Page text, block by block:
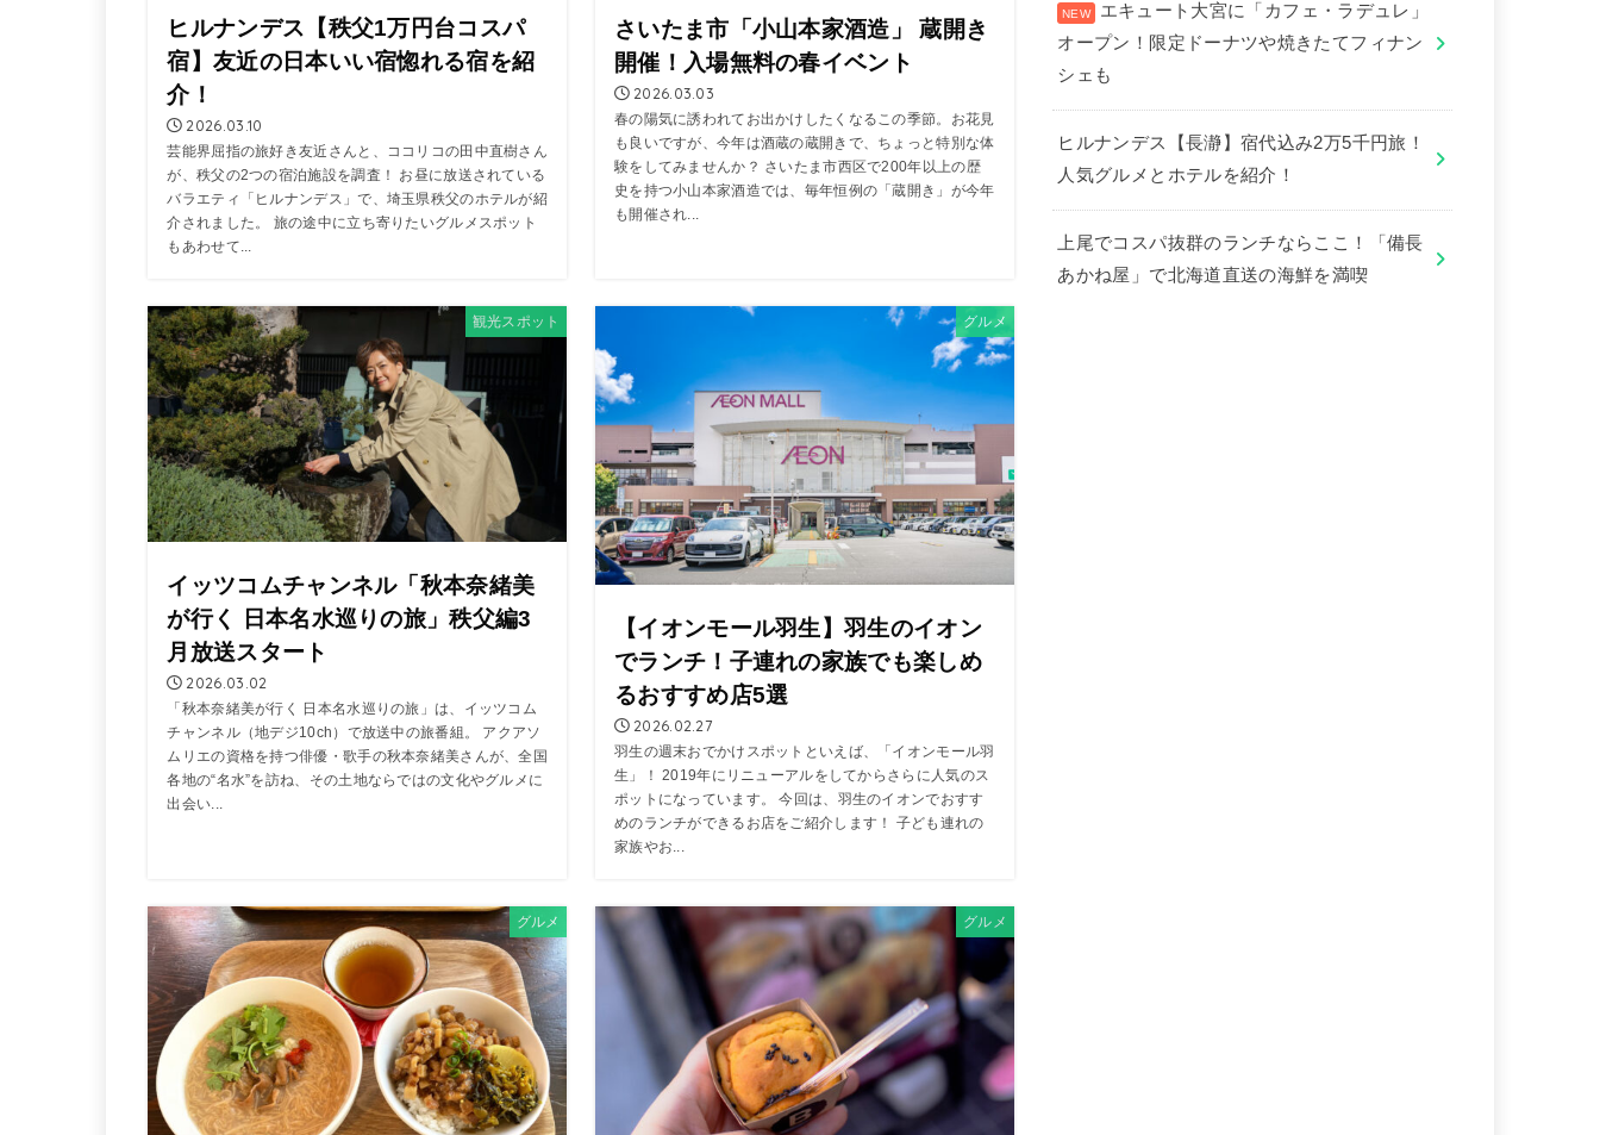
ヒルナンデス【秩父1万円台コスパ
宿】友近の日本いい宿惚れる宿を紹
介！
2026.03.10
芸能界屈指の旅好き友近さんと、ココリコの田中直樹さん
が、秩父の2つの宿泊施設を調査！ お昼に放送されている
バラエティ「ヒルナンデス」で、埼玉県秩父のホテルが紹
介されました。 旅の途中に立ち寄りたいグルメスポット
もあわせて...
さいたま市「小山本家酒造」 蔵開き
開催！入場無料の春イベント
2026.03.03
春の陽気に誘われてお出かけしたくなるこの季節。お花見
も良いですが、今年は酒蔵の蔵開きで、ちょっと特別な体
験をしてみませんか？ さいたま市西区で200年以上の歴
史を持つ小山本家酒造では、毎年恒例の「蔵開き」が今年
も開催され...
観光スポット
イッツコムチャンネル「秋本奈緒美
が行く 日本名水巡りの旅」秩父編3
月放送スタート
2026.03.02
「秋本奈緒美が行く 日本名水巡りの旅」は、イッツコム
チャンネル（地デジ10ch）で放送中の旅番組。 アクアソ
ムリエの資格を持つ俳優・歌手の秋本奈緒美さんが、全国
各地の“名水”を訪ね、その土地ならではの文化やグルメに
出会い...
グルメ
【イオンモール羽生】羽生のイオン
でランチ！子連れの家族でも楽しめ
るおすすめ店5選
2026.02.27
羽生の週末おでかけスポットといえば、「イオンモール羽
生」！ 2019年にリニューアルをしてからさらに人気のス
ポットになっています。 今回は、羽生のイオンでおすす
めのランチができるお店をご紹介します！ 子ども連れの
家族やお...
グルメ グルメ
エキュート大宮に「カフェ・ラデュレ」
オープン！限定ドーナツや焼きたてフィナン
シェも
ヒルナンデス【長瀞】宿代込み2万5千円旅！
人気グルメとホテルを紹介！
上尾でコスパ抜群のランチならここ！「備長
あかね屋」で北海道直送の海鮮を満喫